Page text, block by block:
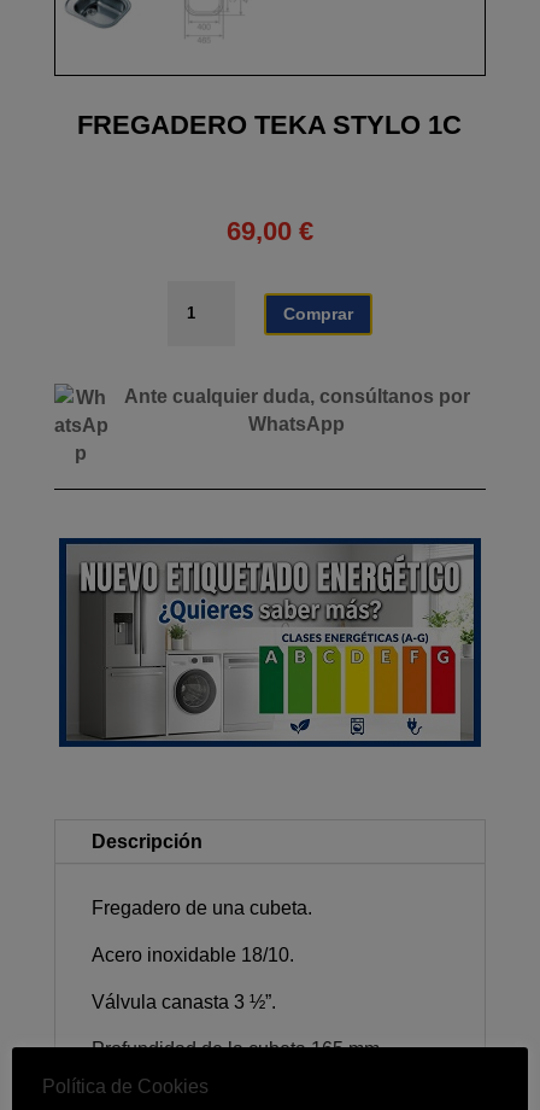
FREGADERO TEKA STYLO 1C
69,00 €
FREGADERO
TEKA
cantidad
Comprar
Ante cualquier duda, consúltanos por
WhatsApp
Descripción
Fregadero de una cubeta.
Acero inoxidable 18/10.
Válvula canasta 3 ½”.
Profundidad de la cubeta 165 mm.
Mueble de 45 cm.
Política de Cookies